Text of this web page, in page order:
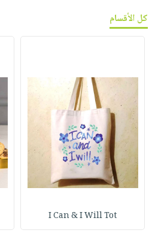
كل الأقسام
I Can & I Will Tot